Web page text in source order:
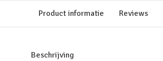
Product informatie Reviews
Beschrijving